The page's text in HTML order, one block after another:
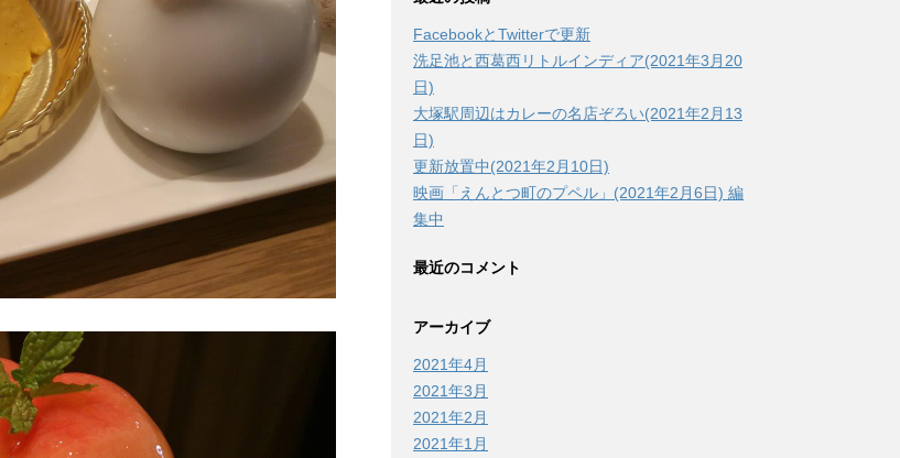
FacebookとTwitterで更新
洗足池と西葛西リトルインディア(2021年3月20
日)
大塚駅周辺はカレーの名店ぞろい(2021年2月13
日)
更新放置中(2021年2月10日)
映画「えんとつ町のプペル」(2021年2月6日) 編
集中
最近のコメント
アーカイブ
2021年4月
2021年3月
2021年2月
2021年1月